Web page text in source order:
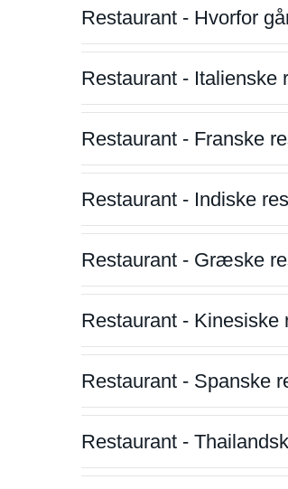
Restaurant - Hvorfor
Restaurant - Italienske
Restaurant - Franske
Restaurant - Indiske
Restaurant - Græske
Restaurant - Kinesiske
Restaurant - Spanske
Restaurant -